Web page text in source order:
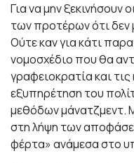
Για να μην ξεκινήσουν
των προτέρων ότι δεν
Ούτε καν για κάτι
νομοσχέδιο που θα
γραφειοκρατία και
εξυπηρέτηση του
μεθόδων μάνατζμεντ.
στη λήψη των
φέρτα» ανάμεσα στο